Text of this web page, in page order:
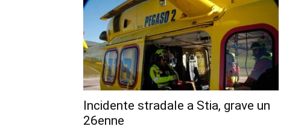
Incidente stradale a Stia, grave un
26enne